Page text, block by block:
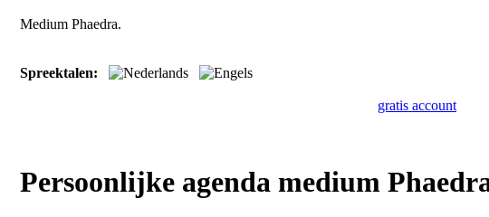
Medium Phaedra.
Spreektalen:
gratis account
Persoonlijke agenda medium